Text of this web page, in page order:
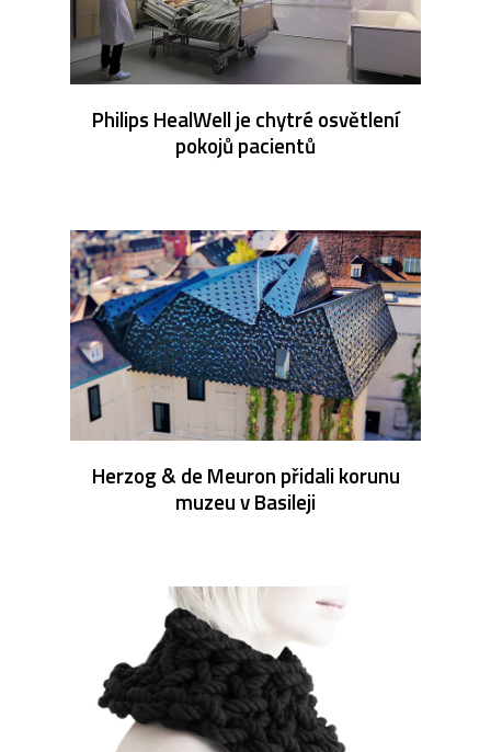
Philips HealWell je chytré osvětlení
pokojů pacientů
Herzog & de Meuron přidali korunu
muzeu v Basileji